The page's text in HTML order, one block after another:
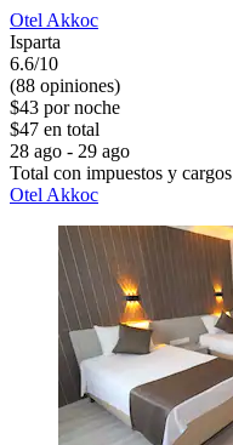
Otel Akkoc
Isparta
6.6/10
(88 opiniones)
$43 por noche
$47 en total
28 ago - 29 ago
Total con impuestos y cargos
Otel Akkoc